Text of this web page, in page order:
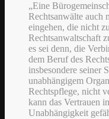
„Eine
Rechtsanwälte auch
eingehen, die nicht
Rechtsanwaltschaft
es sei denn, die
dem Beruf des
insbesondere seiner
unabhängigem
Rechtspflege, nicht
kann das Vertrauen
Unabhängigkeit